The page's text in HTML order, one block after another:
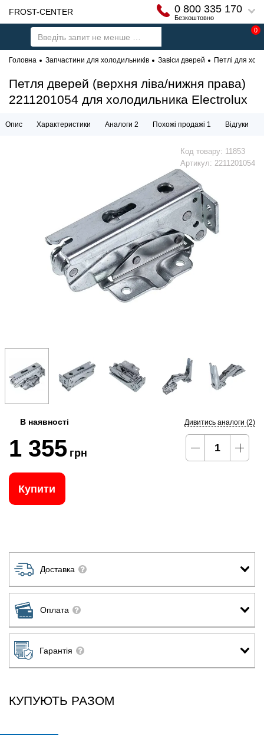
FROST-CENTER 0 800 335 170
Безкоштовно
0
Головна Запчастини для холодильників Завіси дверей Петлі для
Петля дверей (верхня ліва/нижня права)
2211201054 для холодильника Electrolux
Опис Характеристики Аналоги 2 Похожі продажі 1 Відгуки
Код товару: 11853
Артикул: 2211201054
В наявності Дивитись аналоги (2)
1 355 грн
Купити
Доставка
Оплата
Гарантія
КУПУЮТЬ РАЗОМ